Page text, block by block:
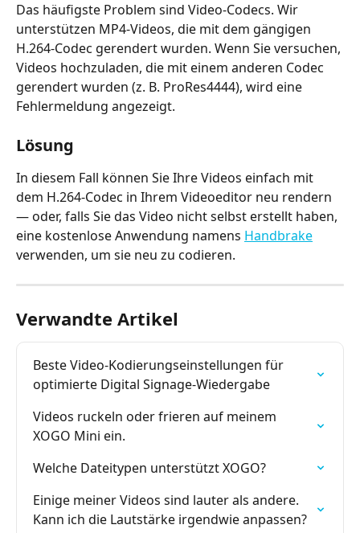
Das häufigste Problem sind Video-Codecs. Wir
unterstützen MP4-Videos, die mit dem gängigen
H.264-Codec gerendert wurden. Wenn Sie versuchen,
Videos hochzuladen, die mit einem anderen Codec
gerendert wurden (z. B. ProRes4444), wird eine
Fehlermeldung angezeigt.
Lösung
In diesem Fall können Sie Ihre Videos einfach mit
dem H.264-Codec in Ihrem Videoeditor neu rendern
— oder, falls Sie das Video nicht selbst erstellt haben,
eine kostenlose Anwendung namens Handbrake
verwenden, um sie neu zu codieren.
Verwandte Artikel
Beste Video-Kodierungseinstellungen für
optimierte Digital Signage-Wiedergabe
Videos ruckeln oder frieren auf meinem
XOGO Mini ein.
Welche Dateitypen unterstützt XOGO?
Einige meiner Videos sind lauter als andere.
Kann ich die Lautstärke irgendwie anpassen?